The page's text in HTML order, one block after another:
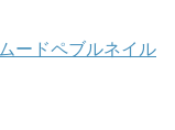
ムードペブルネイル